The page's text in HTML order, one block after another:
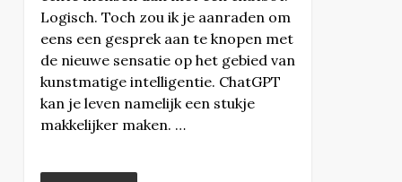
Logisch. Toch zou ik je aanraden om
eens een gesprek aan te knopen met
de nieuwe sensatie op het gebied van
kunstmatige intelligentie. ChatGPT
kan je leven namelijk een stukje
makkelijker maken. …